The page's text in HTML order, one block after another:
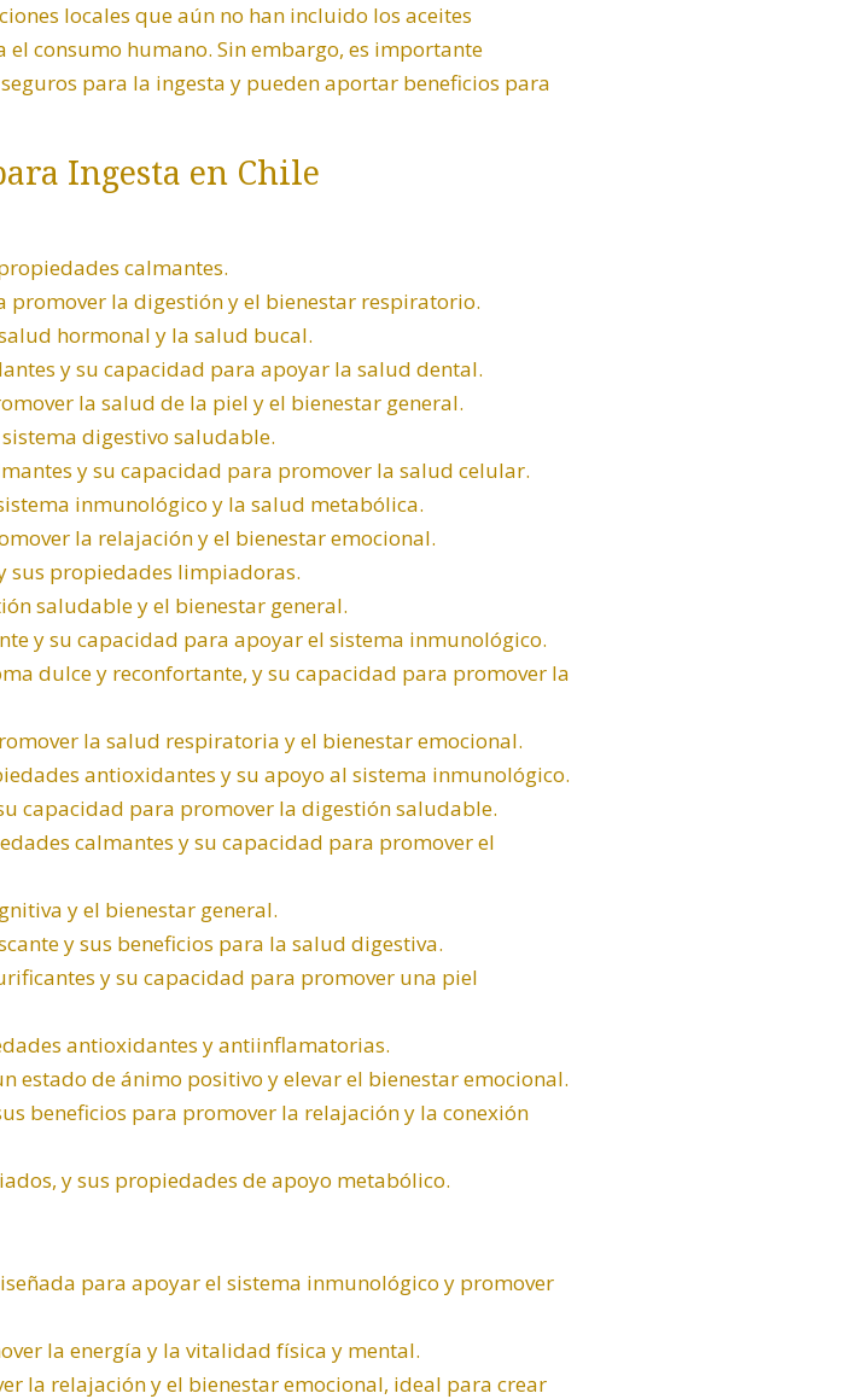
locales que aún no han incluido los aceites
consumo humano. Sin embargo, es importante
para la ingesta y pueden aportar beneficios para
Ingesta en Chile
calmantes.
la digestión y el bienestar respiratorio.
hormonal y la salud bucal.
y su capacidad para apoyar la salud dental.
la salud de la piel y el bienestar general.
digestivo saludable.
y su capacidad para promover la salud celular.
inmunológico y la salud metabólica.
la relajación y el bienestaremocional.
sus propiedades limpiadoras.
saludable y el bienestar general.
y su capacidad para apoyar el sistema inmunológico.
dulce y reconfortante, y su capacidad para promover la
la salud respiratoria y el bienestar emocional.
antioxidantes y su apoyo al sistema inmunológico.
capacidad para promover la digestión saludable.
calmantes y su capacidad para promover el
y el bienestar general.
y sus beneficios para la salud digestiva.
y su capacidad para promover una piel
antioxidantes y antiinflamatorias.
estado de ánimo positivo y elevar el bienestar emocional.
beneficios para promover la relajación y la conexión
y sus propiedades de apoyo metabólico.
para apoyar el sistema inmunológico y promover
la energía y la vitalidad física y mental.
la relajación y el bienestar emocional, ideal para crear